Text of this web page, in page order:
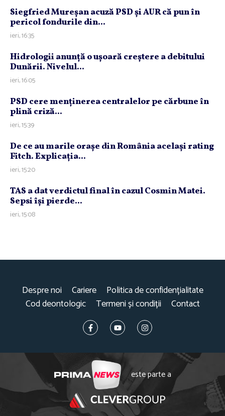
Siegfried Mureşan acuză PSD şi AUR că pun în
pericol fondurile din...
ieri, 16:35
Hidrologii anunţă o uşoară creştere a debitului
Dunării. Nivelul...
ieri, 16:05
PSD cere menţinerea centralelor pe cărbune în
plină criză...
ieri, 15:39
De ce au marile oraşe din România acelaşi rating
Fitch. Explicaţia...
ieri, 15:20
TAS a dat verdictul final în cazul Cosmin Matei.
Sepsi îşi pierde...
ieri, 15:08
Despre noi Cariere
Politica de confidențialitate
Cod deontologic
Termeni și condiții Contact
este parte a